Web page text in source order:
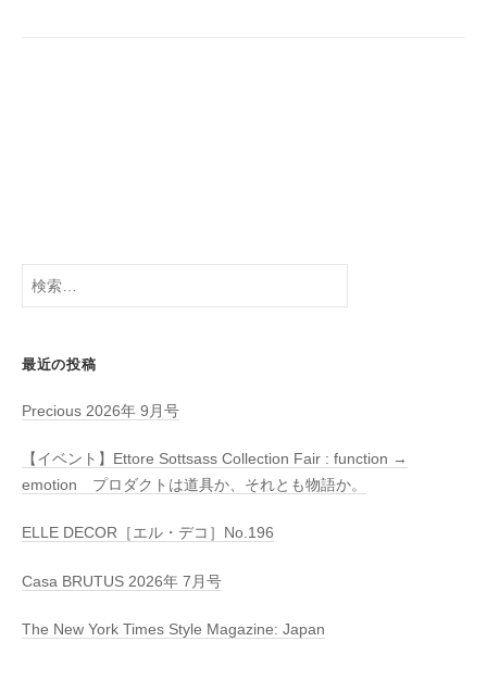
検
最近の投稿
Precious 2026年 9月号
【イベント】Ettore Sottsass Collection Fair : function →
emotion プロダクトは道具か、それとも物語か。
ELLE DECOR［エル・デコ］No.196
Casa BRUTUS 2026年 7月号
The New York Times Style Magazine: Japan